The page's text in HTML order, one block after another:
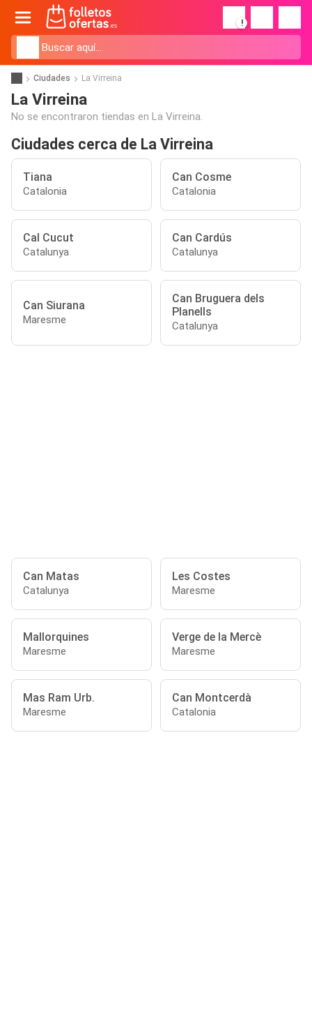
!
Ciudades La Virreina
La Virreina
No se encontraron tiendas en La Virreina.
Ciudades cerca de La Virreina
Tiana
Catalonia
Can Cosme
Catalonia
Cal Cucut
Catalunya
Can Cardús
Catalunya
Can Siurana
Maresme
Can Bruguera dels
Planells
Catalunya
Can Matas
Catalunya
Les Costes
Maresme
Mallorquines
Maresme
Verge de la Mercè
Maresme
Mas Ram Urb.
Maresme
Can Montcerdà
Catalonia